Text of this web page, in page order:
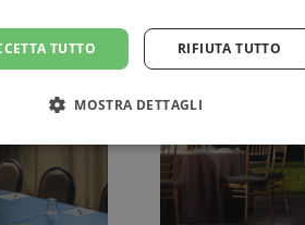
TUTTO RIFIUTA TUTTO
MOSTRA DETTAGLI